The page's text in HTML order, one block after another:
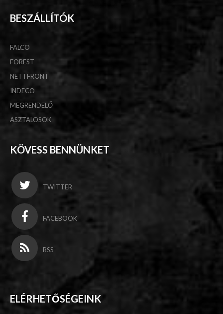
BESZÁLLÍTÓK
FALCO
FOREST
NETTFRONT
INDECO
MEGRENDELŐ
ASZTALOSOK
KÖVESS BENNÜNKET
TWITTER
FACEBOOK
RSS
ELÉRHETŐSÉGEINK